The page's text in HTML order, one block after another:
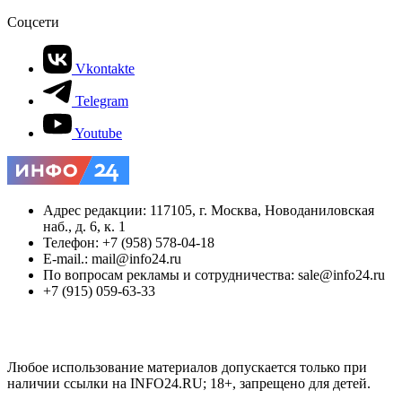
Соцсети
Vkontakte
Telegram
Youtube
Адрес редакции: 117105, г. Москва, Новоданиловская
наб., д. 6, к. 1
Телефон: +7 (958) 578-04-18
E-mail.: mail@info24.ru
По вопросам рекламы и сотрудничества: sale@info24.ru
+7 (915) 059-63-33
Любое использование материалов допускается только при
наличии ссылки на INFO24.RU; 18+, запрещено для детей.